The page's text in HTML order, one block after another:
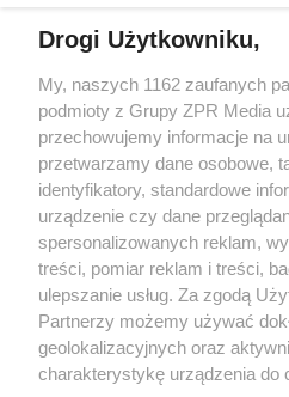
Żaden utwór zamieszczony w serwisie
rozpowszechniany lub dalej
tym także elektroniczny lub
eksploatacji w jakiejkolwiek formie,
Internecie bez pisemnej zgody
wykorzystanie utworów w całości lub
tzn. bez właściwej zgody, jest
ścigane prawnie.
Drogi Użytkowniku,
My, naszych 1162 zaufanych
podmioty z Grupy ZPR Media
przechowujemy informacje na
przetwarzamy dane osobowe,
identyfikatory, standardowe
urządzenie czy dane
spersonalizowanych reklam,
treści, pomiar reklam i treści,
ulepszanie usług. Za zgodą
Partnerzy możemy używać
geolokalizacyjnych oraz
charakterystykę urządzenia do